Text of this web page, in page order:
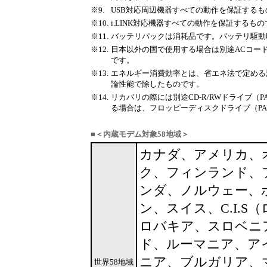
※9.
USB対応周辺機器すべての動作を保証する
※10. i.LINK対応機器すべての動作を保証するも
※11. バッテリパックは消耗品です。バッテリ駆
※12. 日本以外の国で使用する場合は別途ACコー
です。
※13. エネルギー消費効率とは、省エネ法で定め
論性能で除したものです。
※14. リカバリの際には別途CD-R/RWドライブ（
る場合は、フロッピーディスクドライブ（
■ ＜内蔵モデム対象58地域＞
世界58地域
カナダ、アメリカ
ク、フィンランド
ンダ、ノルウェー
ン、スイス、C.I.S
ロバキア、スロベ
ド、ルーマニア、
ニア、ブルガリア